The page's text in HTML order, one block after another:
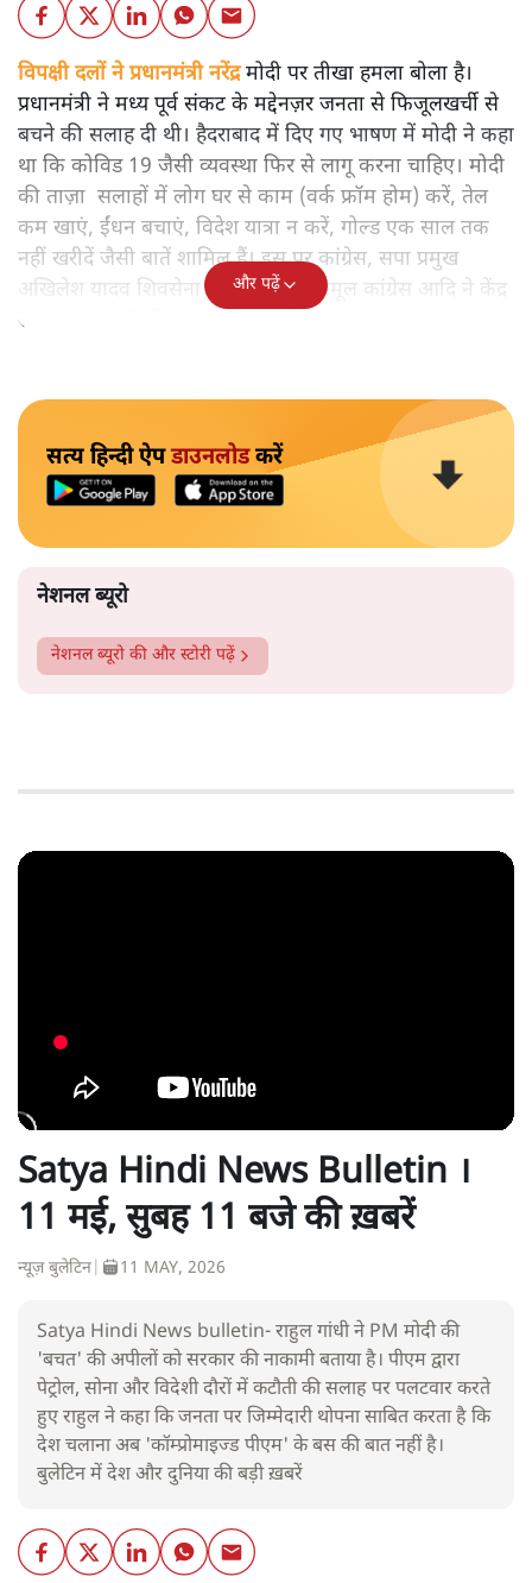
विपक्षी दलों ने प्रधानमंत्री नरेंद्रमोदी पर तीखा हमला बोला है।
प्रधानमंत्री ने मध्य पूर्व संकट के मद्देनज़र जनता से फिजूलखर्ची से
बचने की सलाह दी थी। हैदराबाद में दिए गए भाषण में मोदी ने कहा
था कि कोविड 19 जैसी व्यवस्था फिर से लागू करना चाहिए। मोदी
की ताज़ा सलाहों में लोग घर से काम (वर्क फ्रॉम होम) करें, तेल
कम खाएं, ईंधन बचाएं, विदेश यात्रा न करें, गोल्ड एक साल तक
नहीं खरीदें जैसी बातें शामिल हैं। इस पर कांग्रेस, सपा प्रमुख
अखिलेश यादव शिवसेना (UBT) और तृणमूल कांग्रेस आदि ने केंद्र
सरकार पर 'नीति विफलता' का आरोप लगाया है।
और पढ़ें
सत्य हिन्दी ऐपडाउनलोडकरें
नेशनल ब्यूरो
नेशनल ब्यूरो की और स्टोरी पढ़ें
Satya Hindi News Bulletin ।
11 मई, सुबह 11 बजे की ख़बरें
न्यूज़ बुलेटिन 11 MAY, 2026
Satya Hindi News bulletin- राहुल गांधी ने PM मोदी की
'बचत' की अपीलों को सरकार की नाकामी बताया है। पीएम द्वारा
पेट्रोल, सोना और विदेशी दौरों में कटौती की सलाह पर पलटवार करते
हुए राहुल ने कहा कि जनता पर जिम्मेदारी थोपना साबित करता है कि
देश चलाना अब 'कॉम्प्रोमाइज्ड पीएम' के बस की बात नहीं है।
बुलेटिन में देश और दुनिया की बड़ी ख़बरें